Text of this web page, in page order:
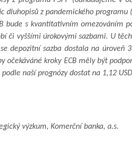
dluhopisů z pandemického programu
bude s kvantitativním omezováním
či vyššími úrokovými sazbami. U
depozitní sazba dostala na úroveň
očekáváné kroky ECB měly být
naší prognózy dostat na 1,12
výzkum, Komerční banka, a.s.